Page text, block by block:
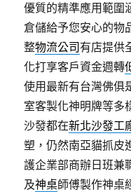
優質的精準應用範圍
倉儲給予您安心的物
整物流公司 有店提供
化打享客戶資金週轉
使用最新有台灣佛俱
室客製化神明牌等多
沙發都在新北沙發工
塑，仍然南亞貓抓皮
護企業部商辦日班兼
及神桌師傅製作神桌